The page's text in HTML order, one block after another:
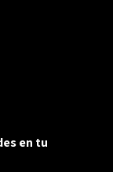
en tu